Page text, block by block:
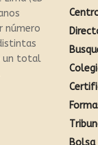
número
un total
Bolsa